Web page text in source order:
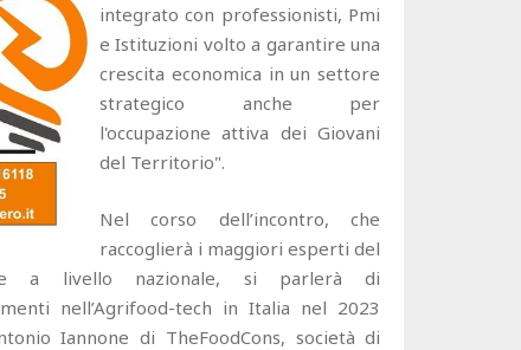
integrato con professionisti, Pmi
e Istituzioni volto a garantire una
crescita economica in un settore
strategico anche per
l'occupazione attiva dei Giovani
del Territorio".
Nel corso dell’incontro, che
raccoglierà i maggiori esperti del
a livello nazionale, si parlerà di
nell’Agrifood-tech in Italia nel 2023
Iannone di TheFoodCons, società di